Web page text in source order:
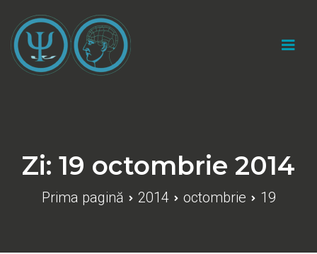
conținut
Zi: 19 octombrie 2014
Prima pagină 2014 octombrie 19